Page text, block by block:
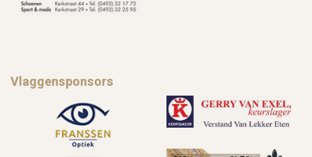
Vlaggensponsors